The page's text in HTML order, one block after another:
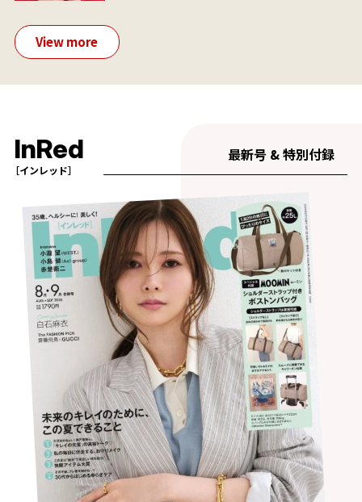
View more
InRed
［インレッド］
最新号 & 特別付録